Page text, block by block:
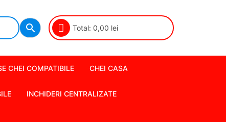
Total: 0,00 lei
CHEI COMPATIBILE CHEI CASA
INCHIDERI CENTRALIZATE